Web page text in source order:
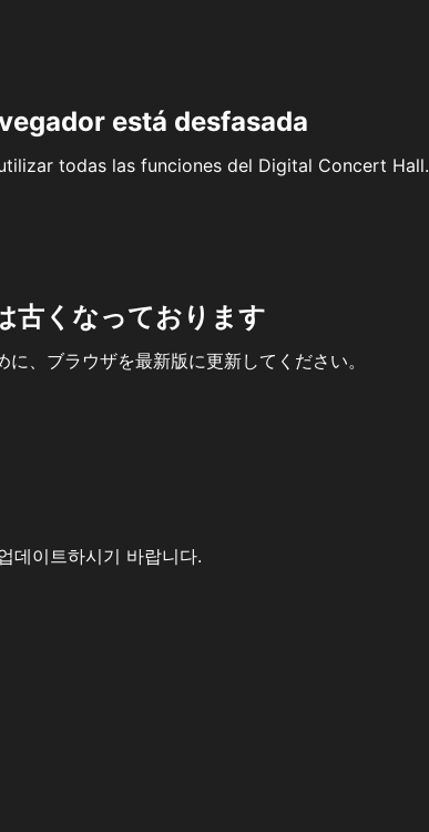
está desfasada
todas las funciones del Digital Concert Hall.
古くなっております
、ブラウザを最新版に更新してください。
데이트하시기 바랍니다.